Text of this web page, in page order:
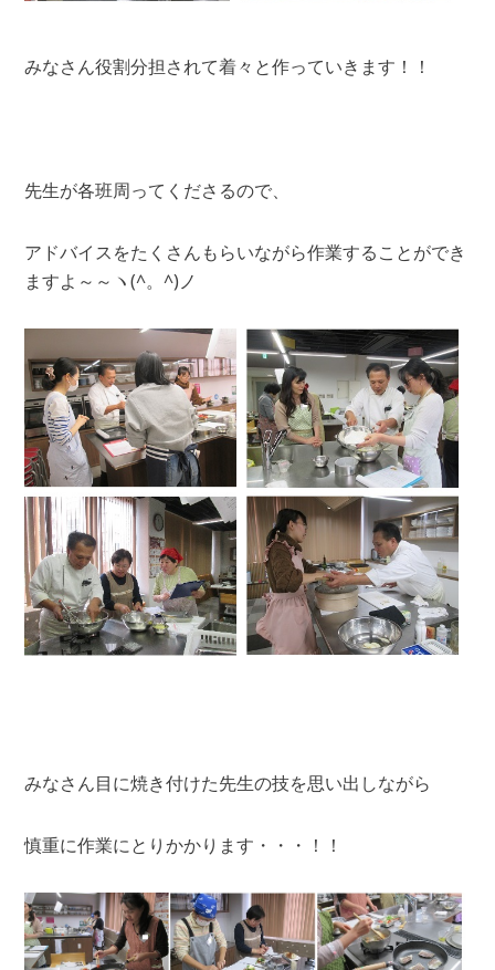
みなさん役割分担されて着々と作っていきます！！
先生が各班周ってくださるので、
アドバイスをたくさんもらいながら作業することができ
ますよ～～ヽ(^。^)ノ
みなさん目に焼き付けた先生の技を思い出しながら
慎重に作業にとりかかります・・・！！